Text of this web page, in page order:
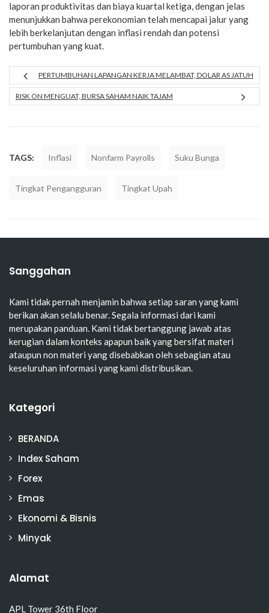
laporan produktivitas dan biaya kuartal ketiga, dengan jelas
menunjukkan bahwa perekonomian telah mencapai jalur yang
lebih berkelanjutan dengan inflasi rendah dan potensi
pertumbuhan yang kuat.
PERTUMBUHAN LAPANGAN KERJA MELAMBAT, DOLAR AS JATUH
RISK ON MENGUAT, BURSA SAHAM NAIK TAJAM
TAGS: Inflasi Nonfarm Payrolls Suku Bunga
Tingkat Pengangguran Tingkat Upah
Sanggahan
Kami tidak pernah menjamin bahwa setiap saran yang kami
berikan akan selalu benar. Segala informasi dari kami
merupakan panduan. Kami tidak bertanggung jawab atas
kerugian dalam konteks apapun baik yang bersifat materi
ataupun non materi yang disebabkan oleh sebagian atau
keseluruhan informasi yang kami distribusikan.
Kategori
BERANDA
Index Saham
Forex
Emas
Ekonomi & Bisnis
Minyak
Alamat
APL Tower 36th Floor